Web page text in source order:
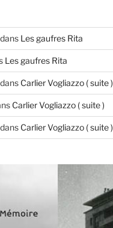
Les gaufres Rita
Les gaufres Rita
Carlier Vogliazzo ( suite )
Carlier Vogliazzo ( suite )
Carlier Vogliazzo ( suite )